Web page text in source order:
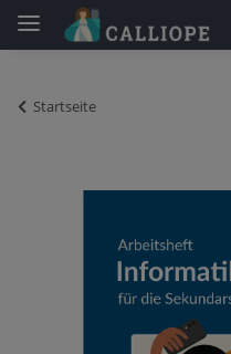
Startseite